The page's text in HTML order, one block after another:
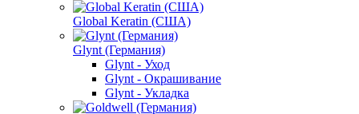
Global Keratin (США)
Glynt (Германия)
Glynt - Уход
Glynt - Окрашивание
Glynt - Укладка